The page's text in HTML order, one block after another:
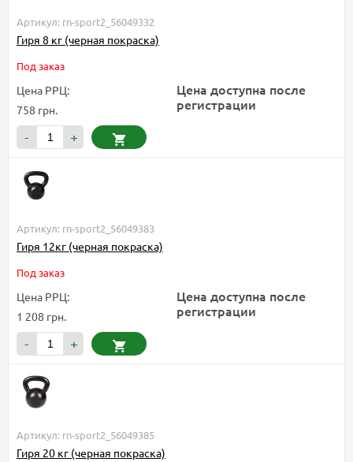
Артикул: rn-sport2_56049332
Гиря 8 кг (черная покраска)
Под заказ
Цена РРЦ:
758 грн.
Цена доступна после
регистрации
- +
Артикул: rn-sport2_56049383
Гиря 12кг (черная покраска)
Под заказ
Цена РРЦ:
1 208 грн.
Цена доступна после
регистрации
- +
Артикул: rn-sport2_56049385
Гиря 20 кг (черная покраска)